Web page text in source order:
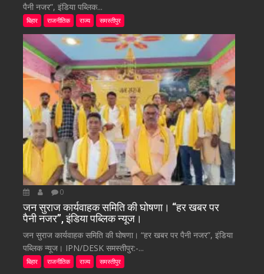
पैनी नजर”, इंडिया पब्लिक...
बिहार राजनीतिक राज्य समस्तीपुर
0
जन सुराज कार्यवाहक समिति की घोषणा। “हर खबर पर
पैनी नजर”, इंडिया पब्लिक न्यूज।
जन सुराज कार्यवाहक समिति की घोषणा। “हर खबर पर पैनी नजर”, इंडिया
पब्लिक न्यूज। IPN/DESK समस्तीपुर:-...
बिहार राजनीतिक राज्य समस्तीपुर